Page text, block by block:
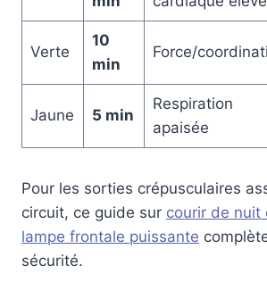
Verte
10
min
Force/
Jaune 5 min
Respiration
apaisée
Pour les sorties crépusculaires
circuit, ce guide sur courir de nuit
lampe frontale puissante
sécurité.